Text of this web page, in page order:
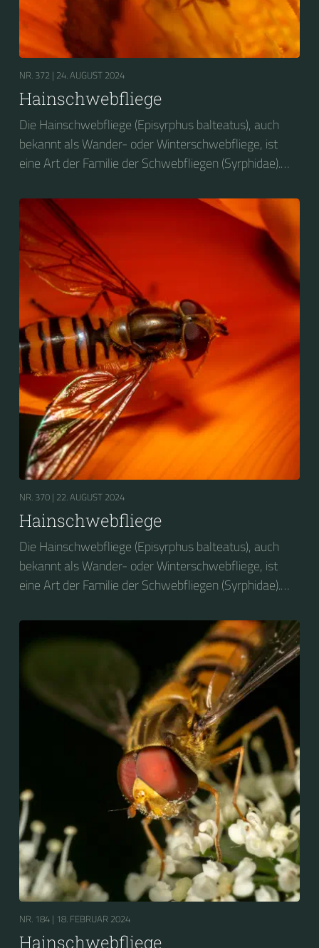
NR. 372 | 24. AUGUST 2024
Hainschwebfliege
Die Hainschwebfliege (Episyrphus balteatus), auch
bekannt als Wander- oder Winterschwebfliege, ist
eine Art der Familie der Schwebfliegen (Syrphidae).
gewählt....
NR. 370 | 22. AUGUST 2024
Hainschwebfliege
Die Hainschwebfliege (Episyrphus balteatus), auch
bekannt als Wander- oder Winterschwebfliege, ist
eine Art der Familie der Schwebfliegen (Syrphidae).
gewählt....
NR. 184 | 18. FEBRUAR 2024
Hainschwebfliege